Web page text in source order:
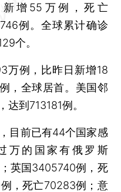
增55万例，死亡
例。全球累计确诊
个。
例，比昨日新增18
，全球居首。美国邻
达到713181例。
前已有44个国家感
万的国家有俄罗斯
英国3405740例，死
，死亡70283例；意